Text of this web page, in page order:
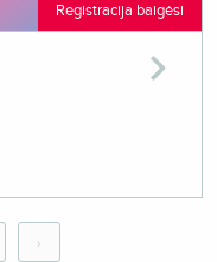
Registracija baigėsi
›